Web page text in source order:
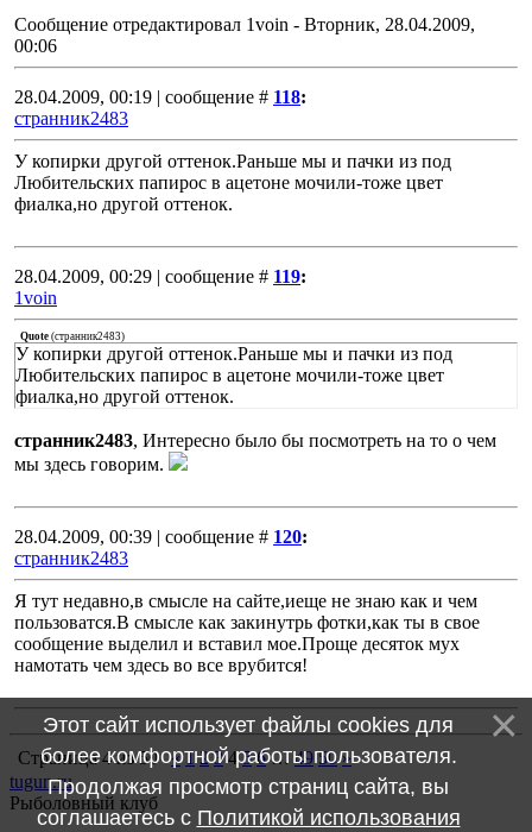
Сообщение отредактировал 1voin - Вторник, 28.04.2009,
00:06
28.04.2009, 00:19 | сообщение # 118:
странник2483
У копирки другой оттенок.Раньше мы и пачки из под
Любительских папирос в ацетоне мочили-тоже цвет
фиалка,но другой оттенок.
28.04.2009, 00:29 | сообщение # 119:
1voin
Quote (странник2483)
У копирки другой оттенок.Раньше мы и пачки из под
Любительских папирос в ацетоне мочили-тоже цвет
фиалка,но другой оттенок.
странник2483, Интересно было бы посмотреть на то о чем
мы здесь говорим.
28.04.2009, 00:39 | сообщение # 120:
странник2483
Я тут недавно,в смысле на сайте,иеще не знаю как и чем
пользоватся.В смысле как закинутрь фотки,как ты в свое
сообщение выделил и вставил мое.Проще десяток мух
намотать чем здесь во все врубится!
Страница4из50 « 1 2 3 4 5 6 … 49 50 »
tugun.ru
Рыболовный клуб
Этот сайт использует файлы cookies для
более комфортной работы пользователя.
Продолжая просмотр страниц сайта, вы
соглашаетесь с Политикой использования